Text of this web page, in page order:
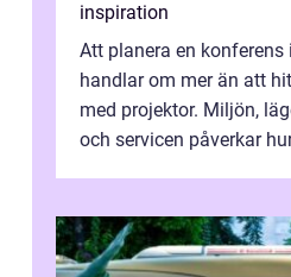
inspiration
Att planera en konferens
handlar om mer än att
med projektor. Miljön,
och servicen påverkar